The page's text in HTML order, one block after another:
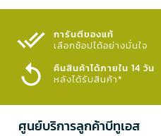
การันตีของแท้
เลือกช้อปได้อย่างมั่นใจ​
คืนสินค้าได้ภายใน 14 วัน
หลังได้รับสินค้า*
ศูนย์บริการลูกค้าบีทูเอส